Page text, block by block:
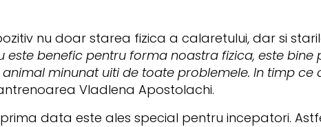
nu doar starea fizica a calaretului, dar si
este benefic pentru forma noastra fizica, este
minunat uiti de toate problemele. In timp
Vladlena Apostolachi.
data este ales special pentru incepatori.